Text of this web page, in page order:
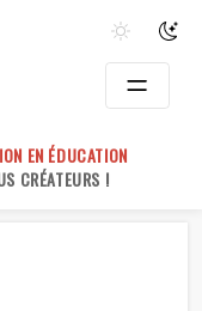
EN ÉDUCATION
CRÉATEURS !